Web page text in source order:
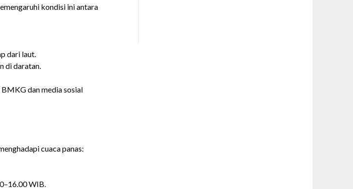
kondisi ini antara
dari laut.
di daratan.
dan media sosial
cuaca panas:
WIB.